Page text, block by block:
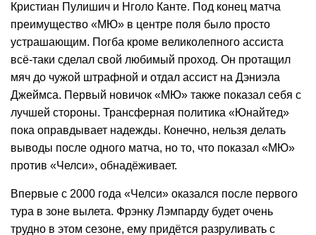
Кристиан Пулишич и Нголо Канте. Под конец матча
преимущество «МЮ» в центре поля было просто
устрашающим. Погба кроме великолепного ассиста
всё-таки сделал свой любимый проход. Он протащил
мяч до чужой штрафной и отдал ассист на Дэниэла
Джеймса. Первый новичок «МЮ» также показал себя с
лучшей стороны. Трансферная политика «Юнайтед»
пока оправдывает надежды. Конечно, нельзя делать
выводы после одного матча, но то, что показал «МЮ»
против «Челси», обнадёживает.
Впервые с 2000 года «Челси» оказался после первого
тура в зоне вылета. Фрэнку Лэмпарду будет очень
трудно в этом сезоне, ему придётся разруливать с